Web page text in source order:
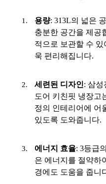
용량: 313L의 넓은
충분한 공간을 제공
적으로 보관할 수
욱 편리해집니다.
세련된 디자인: 삼성
도어 키친핏 냉장고
정의 인테리어에 어
있도록 도와줍니다.
에너지 효율: 3등급
은 에너지를 절약하
경에도 도움을 줍니